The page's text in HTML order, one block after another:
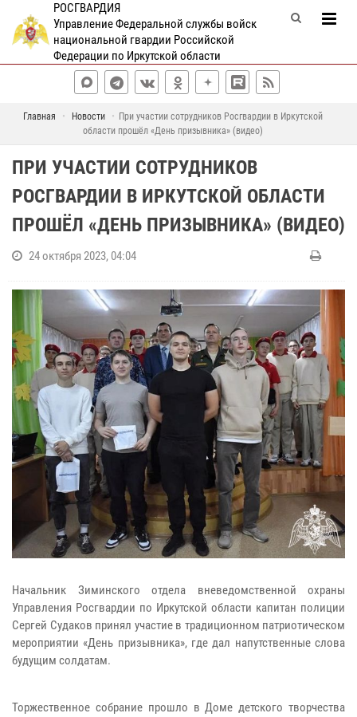
РОСГВАРДИЯ
Управление Федеральной службы войск
национальной гвардии Российской
Федерации по Иркутской области
Главная Новости
При участии сотрудников Росгвардии в Иркутской
области прошёл «День призывника» (видео)
ПРИ УЧАСТИИ СОТРУДНИКОВ
РОСГВАРДИИ В ИРКУТСКОЙ ОБЛАСТИ
ПРОШЁЛ «ДЕНЬ ПРИЗЫВНИКА» (ВИДЕО)
24 октября 2023, 04:04
Начальник Зиминского отдела вневедомственной охраны
Управления Росгвардии по Иркутской области капитан полиции
Сергей Судаков принял участие в традиционном патриотическом
мероприятии «День призывника», где дал напутственные слова
будущим солдатам.
Торжественное собрание прошло в Доме детского творчества